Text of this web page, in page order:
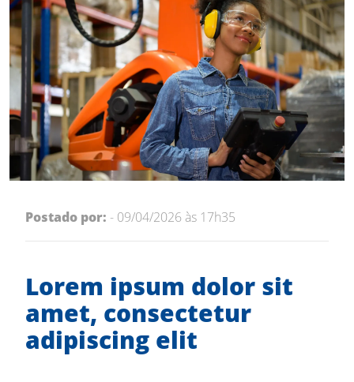
Postado por: - 09/04/2026 às 17h35
Lorem ipsum dolor sit
amet, consectetur
adipiscing elit